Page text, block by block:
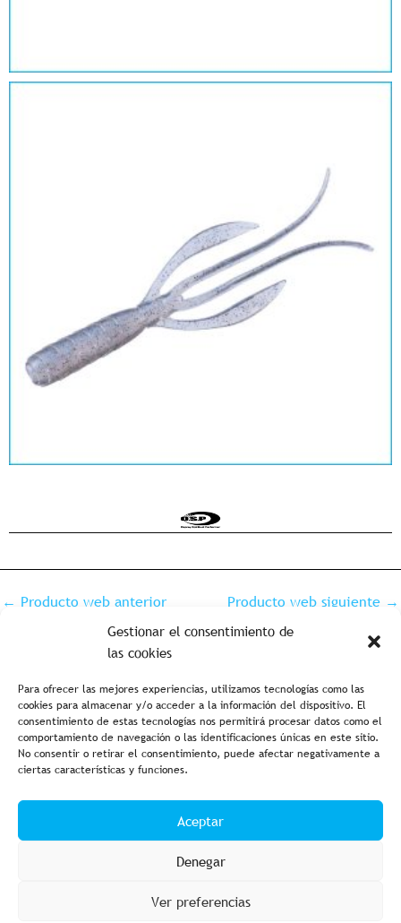
Gestionar el consentimiento de
las cookies
Para ofrecer las mejores experiencias, utilizamos tecnologías como las
cookies para almacenar y/o acceder a la información del dispositivo. El
consentimiento de estas tecnologías nos permitirá procesar datos como el
comportamiento de navegación o las identificaciones únicas en este sitio.
No consentir o retirar el consentimiento, puede afectar negativamente a
ciertas características y funciones.
Aceptar
Denegar
Ver preferencias
← Producto web anterior Producto web siguiente →
Aviso legal y política de privacidad Política de cookies
Condiciones de compra Accesibilidad